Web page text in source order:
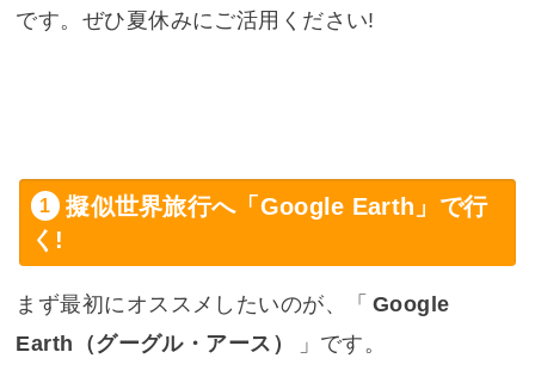
です。ぜひ夏休みにご活用ください!
擬似世界旅行へ「Google Earth」で行
く!
まず最初にオススメしたいのが、「 Google
Earth（グーグル・アース）
」です。